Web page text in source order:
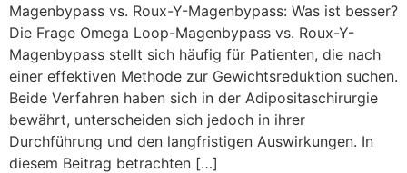
Magenbypass vs. Roux-Y-Magenbypass: Was ist besser?
Die Frage Omega Loop-Magenbypass vs. Roux-Y-
Magenbypass stellt sich häufig für Patienten, die nach
einer effektiven Methode zur Gewichtsreduktion suchen.
Beide Verfahren haben sich in der Adipositaschirurgie
bewährt, unterscheiden sich jedoch in ihrer
Durchführung und den langfristigen Auswirkungen. In
diesem Beitrag betrachten […]